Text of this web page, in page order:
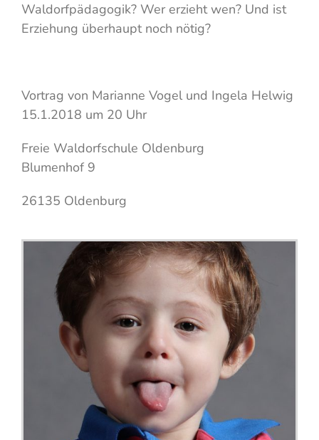
Waldorfpädagogik? Wer erzieht wen? Und ist
Erziehung überhaupt noch nötig?
Vortrag von Marianne Vogel und Ingela Helwig
15.1.2018 um 20 Uhr
Freie Waldorfschule Oldenburg
Blumenhof 9
26135 Oldenburg